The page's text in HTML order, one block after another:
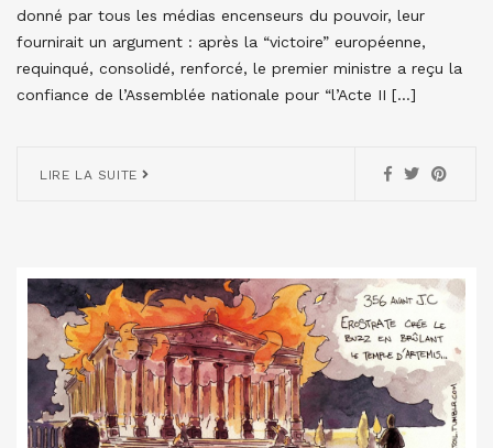
donné par tous les médias encenseurs du pouvoir, leur
fournirait un argument : après la “victoire” européenne,
requinqué, consolidé, renforcé, le premier ministre a reçu la
confiance de l’Assemblée nationale pour “l’Acte II […]
LIRE LA SUITE